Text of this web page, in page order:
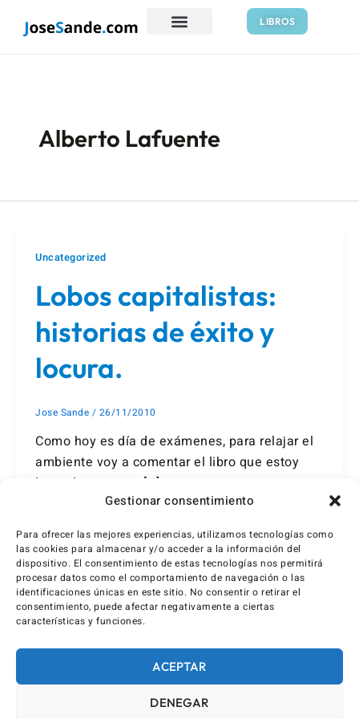
Gestionar consentimiento
Para ofrecer las mejores experiencias, utilizamos tecnologías como
las cookies para almacenar y/o acceder a la información del
dispositivo. El consentimiento de estas tecnologías nos permitirá
procesar datos como el comportamiento de navegación o las
identificaciones únicas en este sitio. No consentir o retirar el
consentimiento, puede afectar negativamente a ciertas
características y funciones.
ACEPTAR
DENEGAR
LIBROS
Alberto Lafuente
Uncategorized
Lobos capitalistas:
historias de éxito y
locura.
Jose Sande / 26/11/2010
Como hoy es día de exámenes, para relajar el
ambiente voy a comentar el libro que estoy
leyendo en estos […]